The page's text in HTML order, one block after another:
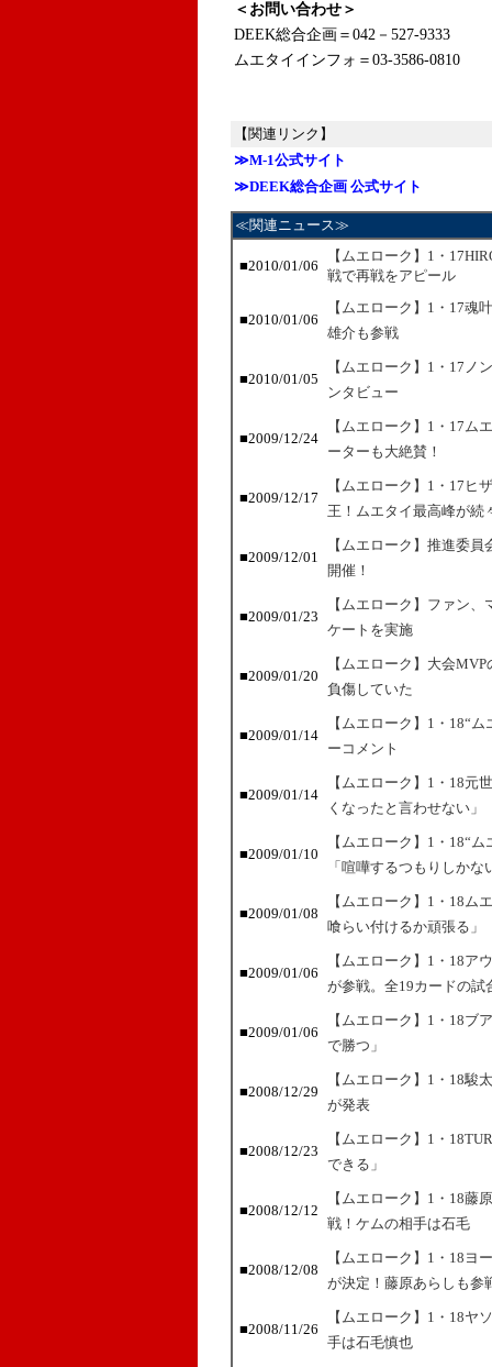
＜お問い合わせ＞
DEEK総合企画＝042－527-9333
ムエタイインフォ＝03-3586-0810
【関連リンク】
≫M-1公式サイト
≫DEEK総合企画 公式サイト
≪関連ニュース≫
■2010/01/06
【ムエローク】1・
戦で再戦をアピール
■2010/01/06
【ムエローク】1・17魂
雄介も参戦
■2010/01/05
【ムエローク】1・17ノ
ンタビュー
■2009/12/24
【ムエローク】1・17ム
ーターも大絶賛！
■2009/12/17
【ムエローク】1・17ヒ
王！ムエタイ最高峰が続
■2009/12/01
【ムエローク】推進委
開催！
■2009/01/23
【ムエローク】ファン
ケートを実施
■2009/01/20
【ムエローク】大会
負傷していた
■2009/01/14
【ムエローク】1・18“
ーコメント
■2009/01/14
【ムエローク】1・18元
くなったと言わせない」
■2009/01/10
【ムエローク】1・18“
「喧嘩するつもりしかな
■2009/01/08
【ムエローク】1・18ム
喰らい付けるか頑張る」
■2009/01/06
【ムエローク】1・18ア
が参戦。全19カードの試
■2009/01/06
【ムエローク】1・18ブ
で勝つ」
■2008/12/29
【ムエローク】1・18駿
が発表
■2008/12/23
【ムエローク】1・
できる」
■2008/12/12
【ムエローク】1・18藤
戦！ケムの相手は石毛
■2008/12/08
【ムエローク】1・18ヨ
が決定！藤原あらしも参
■2008/11/26
【ムエローク】1・18ヤ
手は石毛慎也